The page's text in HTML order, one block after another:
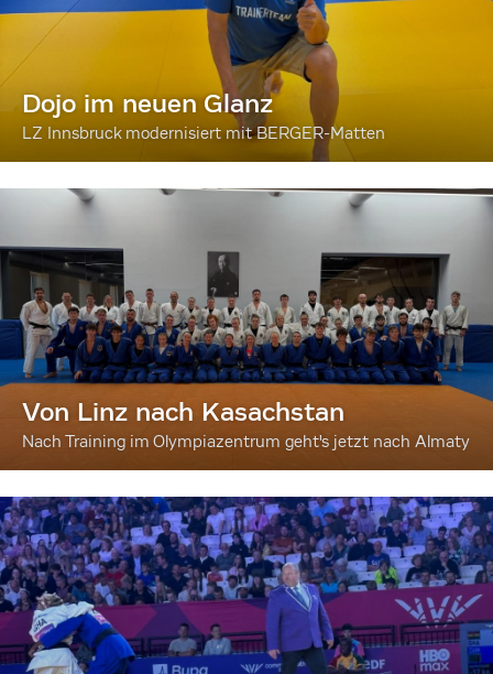
Dojo im neuen Glanz
LZ Innsbruck modernisiert mit BERGER-Matten
Von Linz nach Kasachstan
Nach Training im Olympiazentrum geht's jetzt nach Almaty